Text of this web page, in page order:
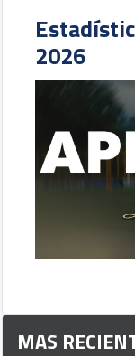
2026
MAS